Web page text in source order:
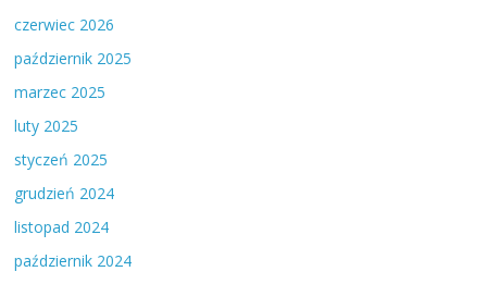
czerwiec 2026
październik 2025
marzec 2025
luty 2025
styczeń 2025
grudzień 2024
listopad 2024
październik 2024